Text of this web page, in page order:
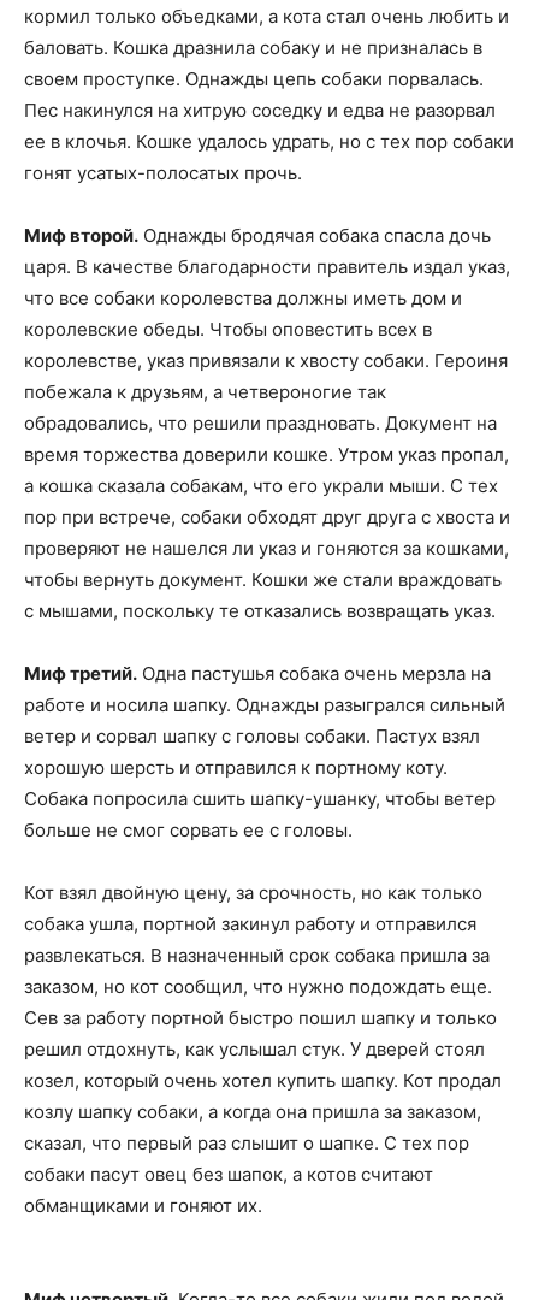
кормил только объедками, а кота стал очень любить и
баловать. Кошка дразнила собаку и не призналась в
своем проступке. Однажды цепь собаки порвалась.
Пес накинулся на хитрую соседку и едва не разорвал
ее в клочья. Кошке удалось удрать, но с тех пор собаки
гонят усатых-полосатых прочь.
Миф второй. Однажды бродячая собака спасла дочь
царя. В качестве благодарности правитель издал указ,
что все собаки королевства должны иметь дом и
королевские обеды. Чтобы оповестить всех в
королевстве, указ привязали к хвосту собаки. Героиня
побежала к друзьям, а четвероногие так
обрадовались, что решили праздновать. Документ на
время торжества доверили кошке. Утром указ пропал,
а кошка сказала собакам, что его украли мыши. С тех
пор при встрече, собаки обходят друг друга с хвоста и
проверяют не нашелся ли указ и гоняются за кошками,
чтобы вернуть документ. Кошки же стали враждовать
с мышами, поскольку те отказались возвращать указ.
Миф третий. Одна пастушья собака очень мерзла на
работе и носила шапку. Однажды разыгрался сильный
ветер и сорвал шапку с головы собаки. Пастух взял
хорошую шерсть и отправился к портному коту.
Собака попросила сшить шапку-ушанку, чтобы ветер
больше не смог сорвать ее с головы.
Кот взял двойную цену, за срочность, но как только
собака ушла, портной закинул работу и отправился
развлекаться. В назначенный срок собака пришла за
заказом, но кот сообщил, что нужно подождать еще.
Сев за работу портной быстро пошил шапку и только
решил отдохнуть, как услышал стук. У дверей стоял
козел, который очень хотел купить шапку. Кот продал
козлу шапку собаки, а когда она пришла за заказом,
сказал, что первый раз слышит о шапке. С тех пор
собаки пасут овец без шапок, а котов считают
обманщиками и гоняют их.